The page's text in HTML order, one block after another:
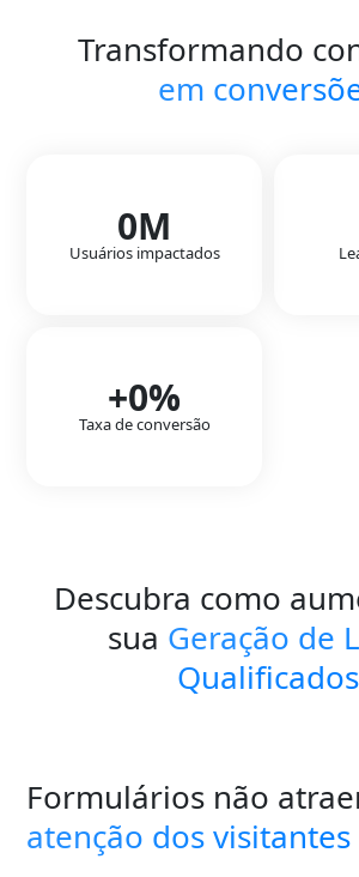
Transformando
em
0M
Usuários impactados
+0%
Taxa de conversão
Descubra como
sua Geração de
Qualificados
Formulários não
atenção dos visitantes